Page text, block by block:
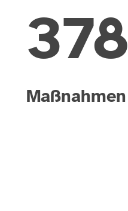
459
Maßnahmen